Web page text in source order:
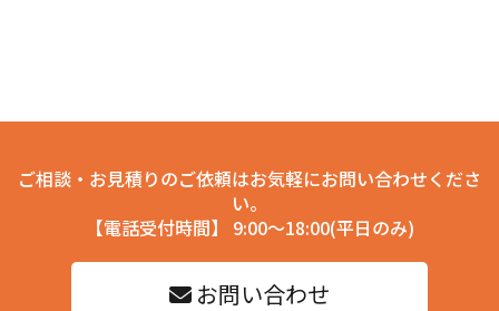
ご相談・お見積りのご依頼はお気軽にお問い合わせくださ
い。
【電話受付時間】 9:00～18:00(平日のみ)
お問い合わせ